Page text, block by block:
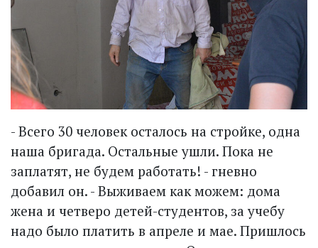
- Всего 30 человек осталось на стройке, одна
наша бригада. Остальные ушли. Пока не
заплатят, не будем работать! - гневно
добавил он. - Выживаем как можем: дома
жена и четверо детей-студентов, за учебу
надо было платить в апреле и мае. Пришлось